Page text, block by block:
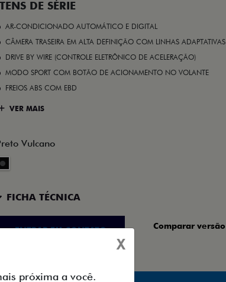
DE SÉRIE
AR-CONDICIONADO AUTOMÁTICO E DIGITAL
CÂMERA TRASEIRA EM ALTA DEFINIÇÃO COM LINHAS ADAPTATIVAS
DRIVE BY WIRE (CONTROLE ELETRÔNICO DE ACELERAÇÃO)
MODO SPORT COM BOTÃO DE ACIONAMENTO NO VOLANTE
FREIOS ABS COM EBD
VER MAIS
Vulcano
FICHA TÉCNICA
ENTRAR EM CONTATO Comparar versão
X
próxima a você.